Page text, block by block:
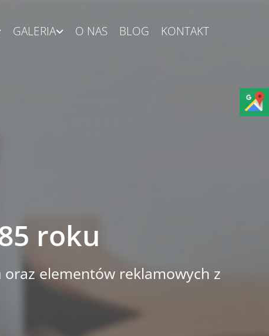
GALERIA O NAS BLOG KONTAKT
roku
oraz elementów reklamowych z